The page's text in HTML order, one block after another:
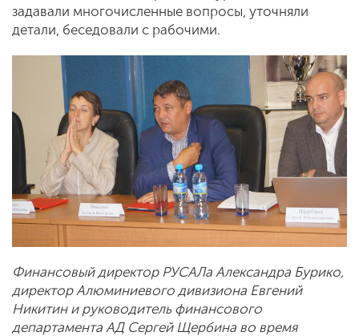
задавали многочисленные вопросы, уточняли
детали, беседовали с рабочими.
Финансовый директор РУСАЛа Александра Бурико,
директор Алюминиевого дивизиона Евгений
Никитин и руководитель финансового
департамента АД Сергей Щербина во время